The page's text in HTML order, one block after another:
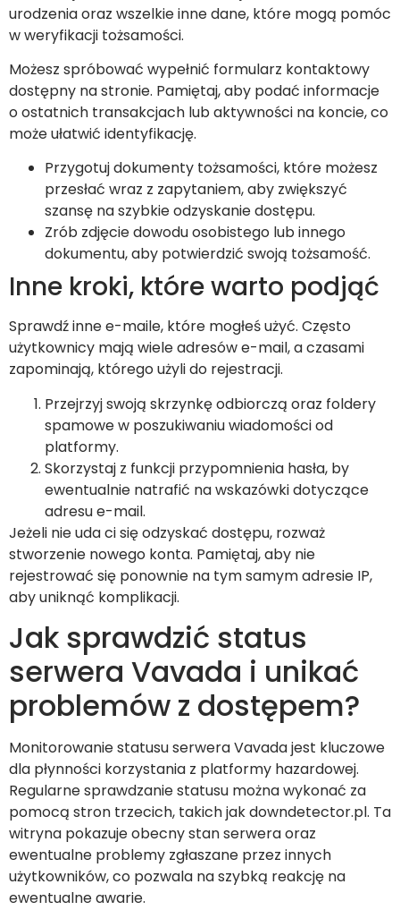
urodzenia oraz wszelkie inne dane, które mogą pomóc
w weryfikacji tożsamości.
Możesz spróbować wypełnić formularz kontaktowy
dostępny na stronie. Pamiętaj, aby podać informacje
o ostatnich transakcjach lub aktywności na koncie, co
może ułatwić identyfikację.
Przygotuj dokumenty tożsamości, które możesz
przesłać wraz z zapytaniem, aby zwiększyć
szansę na szybkie odzyskanie dostępu.
Zrób zdjęcie dowodu osobistego lub innego
dokumentu, aby potwierdzić swoją tożsamość.
Inne kroki, które warto podjąć
Sprawdź inne e-maile, które mogłeś użyć. Często
użytkownicy mają wiele adresów e-mail, a czasami
zapominają, którego użyli do rejestracji.
Przejrzyj swoją skrzynkę odbiorczą oraz foldery
spamowe w poszukiwaniu wiadomości od
platformy.
Skorzystaj z funkcji przypomnienia hasła, by
ewentualnie natrafić na wskazówki dotyczące
adresu e-mail.
Jeżeli nie uda ci się odzyskać dostępu, rozważ
stworzenie nowego konta. Pamiętaj, aby nie
rejestrować się ponownie na tym samym adresie IP,
aby uniknąć komplikacji.
Jak sprawdzić status
serwera Vavada i unikać
problemów z dostępem?
Monitorowanie statusu serwera Vavada jest kluczowe
dla płynności korzystania z platformy hazardowej.
Regularne sprawdzanie statusu można wykonać za
pomocą stron trzecich, takich jak downdetector.pl. Ta
witryna pokazuje obecny stan serwera oraz
ewentualne problemy zgłaszane przez innych
użytkowników, co pozwala na szybką reakcję na
ewentualne awarie.